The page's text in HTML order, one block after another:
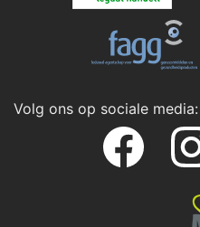
Volg ons op sociale media: